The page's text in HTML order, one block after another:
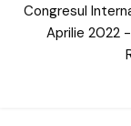
Congresul
Aprilie 2022